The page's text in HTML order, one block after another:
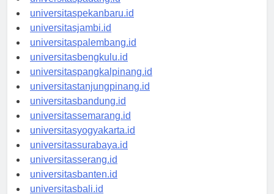
universitaspekanbaru.id
universitasjambi.id
universitaspalembang.id
universitasbengkulu.id
universitaspangkalpinang.id
universitastanjungpinang.id
universitasbandung.id
universitassemarang.id
universitasyogyakarta.id
universitassurabaya.id
universitasserang.id
universitasbanten.id
universitasbali.id